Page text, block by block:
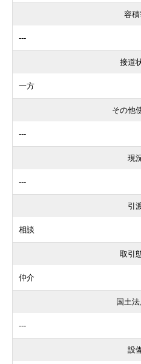
容積
---
接道
一方
その他
---
現
---
引
相談
取引
仲介
国土法
---
設